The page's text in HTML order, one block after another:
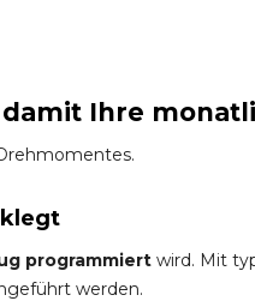
Ihre
programmiert wird. Mit
werden.